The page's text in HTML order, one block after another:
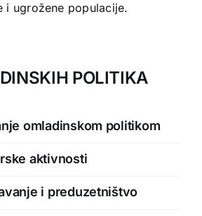
i ugrožene populacije.
POLITIKA
omladinskom politikom
aktivnosti
i preduzetništvo